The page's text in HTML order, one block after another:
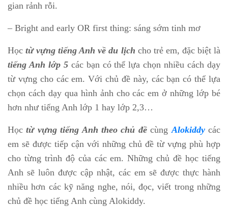
gian rảnh rỗi.
– Bright and early OR first thing: sáng sớm tinh mơ
Họctừ vựng tiếng Anh về du lịch cho trẻ em, đặc biệt là
tiếng Anh lớp 5các bạn có thể lựa chọn nhiều cách dạy
từ vựng cho các em. Với chủ đề này, các bạn có thể lựa
chọn cách dạy qua hình ảnh cho các em ở những lớp bé
hơn như tiếng Anh lớp 1 hay lớp 2,3…
Họctừ vựng tiếng Anh theo chủ đềcùngAlokiddycác
em sẽ được tiếp cận với những chủ đề từ vựng phù hợp
cho từng trình độ của các em. Những chủ đề học tiếng
Anh sẽ luôn được cập nhật, các em sẽ được thực hành
nhiều hơn các kỹ năng nghe, nói, đọc, viết trong những
chủ đề học tiếng Anh cùng Alokiddy.